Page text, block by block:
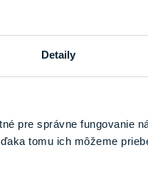
Detaily
pre správne fungovanie
tomu ich môžeme
SEZÓNA